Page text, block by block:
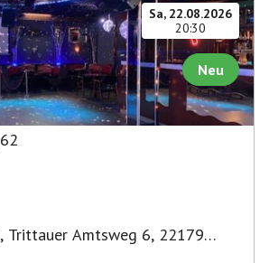
Sa, 22.08.2026
20:30
Neu
62
, Trittauer Amtsweg 6, 22179